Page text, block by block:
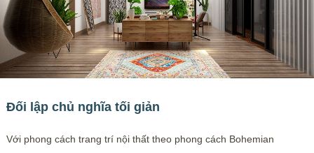
Đối lập chủ nghĩa tối giản
Với phong cách trang trí nội thất theo phong cách Bohemian